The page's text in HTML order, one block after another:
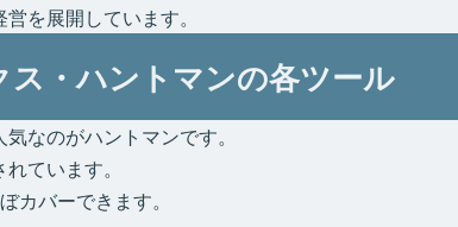
を展開しています。
・ハントマンの各ツール
なのがハントマンです。
ています。
カバーできます。